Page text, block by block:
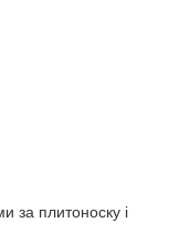
за плитоноску і